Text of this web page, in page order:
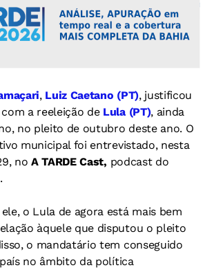
, Luiz Caetano (PT), justificou
a reeleição de Lula (PT), ainda
no pleito de outubro deste ano. O
municipal foi entrevistado, nesta
no A TARDE Cast, podcast do
.
o Lula de agora está mais bem
àquele que disputou o pleito
o mandatário tem conseguido
no âmbito da política